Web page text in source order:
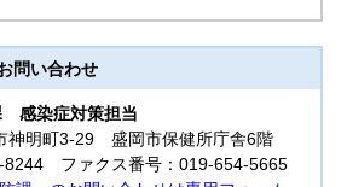
問い合わせ
感染症対策担当
明町3-29 盛岡市保健所庁舎6階
8244 ファクス番号：019-654-5665